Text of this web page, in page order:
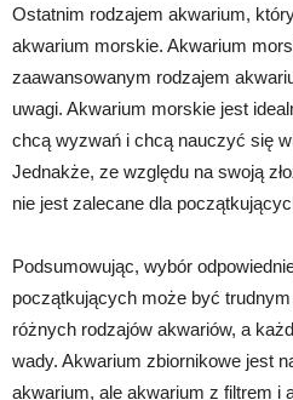
Ostatnim rodzajem akwarium,
akwarium morskie. Akwarium
zaawansowanym rodzajem
uwagi. Akwarium morskie jest
chcą wyzwań i chcą nauczyć się
Jednakże, ze względu na swoją
nie jest zalecane dla
Podsumowując, wybór
początkujących może być
różnych rodzajów akwariów, a
wady. Akwarium zbiornikowe jest
akwarium, ale akwarium z filtrem i